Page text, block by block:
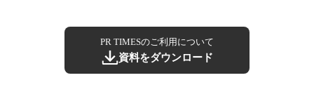
PR TIMESのご利用について
資料をダウンロード